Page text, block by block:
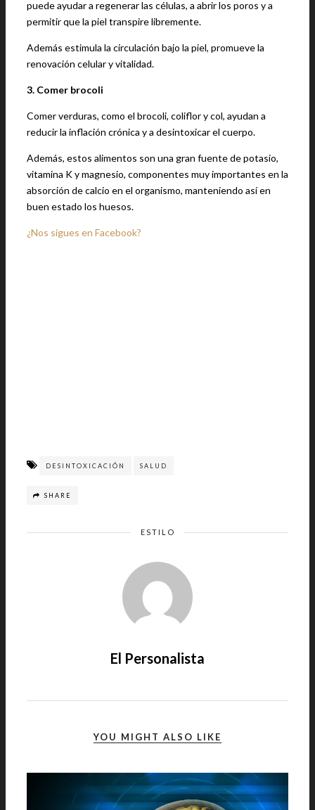
puede ayudar a regenerar las células, a abrir los poros y a
permitir que la piel transpire libremente.
Además estimula la circulación bajo la piel, promueve la
renovación celular y vitalidad.
3. Comer brocoli
Comer verduras, como el brocoli, coliflor y col, ayudan a
reducir la inflación crónica y a desintoxicar el cuerpo.
Además, estos alimentos son una gran fuente de potasio,
vitamina K y magnesio, componentes muy importantes en la
absorción de calcio en el organismo, manteniendo así en
buen estado los huesos.
¿Nos sigues en Facebook?
DESINTOXICACIÓN SALUD
SHARE
ESTILO
El Personalista
YOU MIGHT ALSO LIKE